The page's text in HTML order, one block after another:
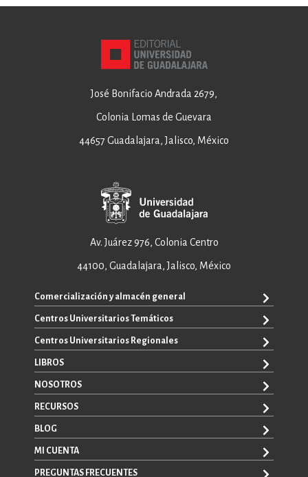
José Bonifacio Andrada 2679,
Colonia Lomas de Guevara
44657 Guadalajara, Jalisco, México
Av. Juárez 976, Colonia Centro
44100, Guadalajara, Jalisco, México
Comercialización y almacén general
ventas@editorial.udg.mx
WhatsApp: +52 33 1433 6869
Centros Universitarios Temáticos
CUAAD
CUCEA
CUCBA
CUCEI
CUCSH
Centros Universitarios Regionales
CUAAD
CUCBA
CUCOSTA
CUCHAPALA
CUCSH
LIBROS
TODOS LOS LIBROS
E-BOOKS
CATÁLOGOS
NOSOTROS
SOBRE NOSOTROS
CONTACTO
RECURSOS
PROMOCIONALES
CONVOCATORIAS
BLOG
LA VENTANA ROJA
MI CUENTA
PREGUNTAS FRECUENTES